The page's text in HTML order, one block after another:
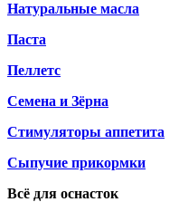
Натуральные масла
Паста
Пеллетс
Семена и Зёрна
Стимуляторы аппетита
Сыпучие прикормки
Всё для оснасток